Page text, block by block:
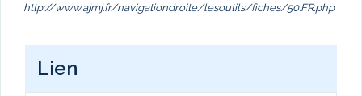
http://www.ajmj.fr/navigationdroite/lesoutils/fiches/50.FR.php
Lien